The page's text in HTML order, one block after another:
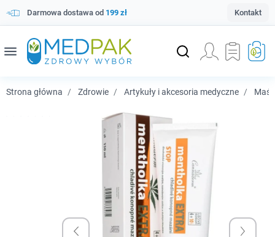
Darmowa dostawa od 199 zł Kontakt
menu
Strona główna Zdrowie Artykuły i akcesoria medyczne